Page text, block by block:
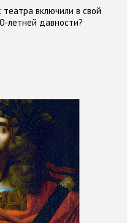
включили в свой
летней давности?